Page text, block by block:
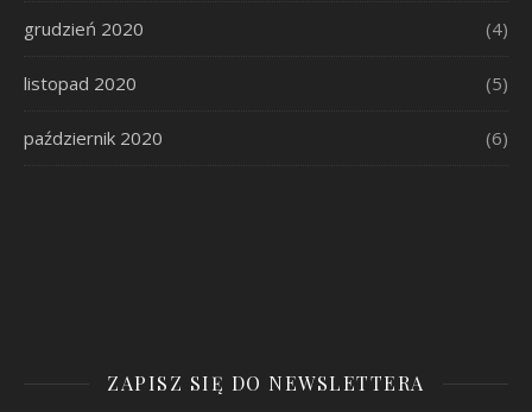
grudzień 2020 (4)
listopad 2020 (5)
październik 2020 (6)
ZAPISZ SIĘ DO NEWSLETTERA